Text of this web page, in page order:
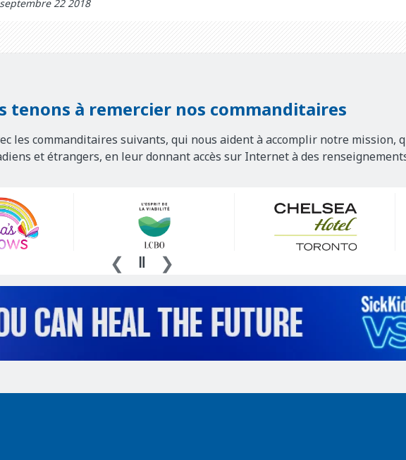
22 2018
tenons à remercier nos commanditaires
les commanditaires suivants, qui nous aident à accomplir notre mission,
et étrangers, en leur donnant accès sur Internet à des